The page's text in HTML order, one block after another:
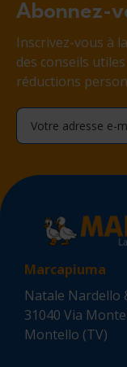
Abonnez-
Inscrivez-vous à
des conseils
réductions
Marcapiuma
Natale Nardello
31040 Via
Montello (TV)